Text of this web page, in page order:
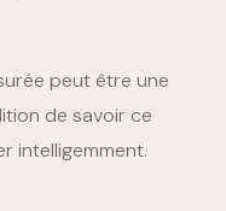
peut être une
de savoir ce
intelligemment.